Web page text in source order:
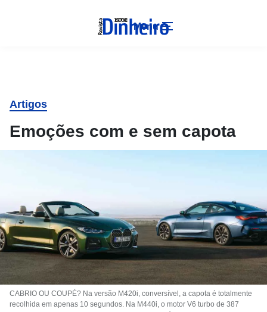
Menu
Artigos
Emoções com e sem capota
CABRIO OU COUPÉ? Na versão M420i, conversível, a capota é totalmente
recolhida em apenas 10 segundos. Na M440i, o motor V6 turbo de 387